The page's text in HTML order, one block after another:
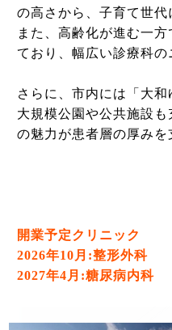
の高さから、子育て世代
また、高齢化が進む一
ており、幅広い診療科の
さらに、市内には「大
大規模公園や公共施設
の魅力が患者層の厚みを
開業予定クリニック
2026年10月:整形外科
2027年4月:糖尿病内科